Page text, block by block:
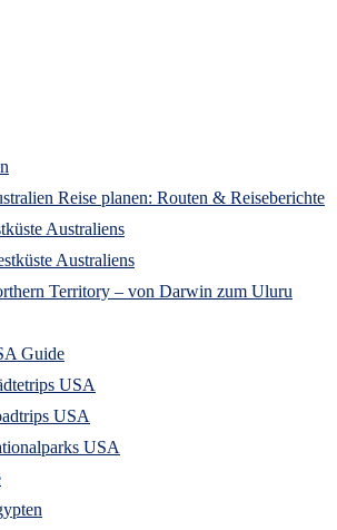
Reise planen: Routen & Reiseberichte
Australiens
Australiens
Territory – von Darwin zum Uluru
Guide
USA
USA
USA